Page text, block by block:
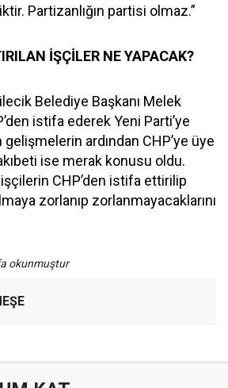
Partizanlığın partisi olmaz.”
İŞÇİLER NE YAPACAK?
Belediye Başkanı Melek
istifa ederek Yeni Parti’ye
ardından CHP’ye üye
ise merak konusu oldu.
CHP’den istifa ettirilip
zorlanıp zorlanmayacaklarını
okunmuştur